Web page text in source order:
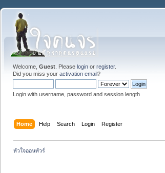
Welcome, Guest . Please login or register.
Did you miss your activation email?
Login with username, password and session length
Home Help Search Login Register
หัวใจออนทัวร์